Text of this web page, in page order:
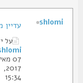
עדיין
על ידי
shlomi
»
07 מאי
2017,
15:34
shlomi